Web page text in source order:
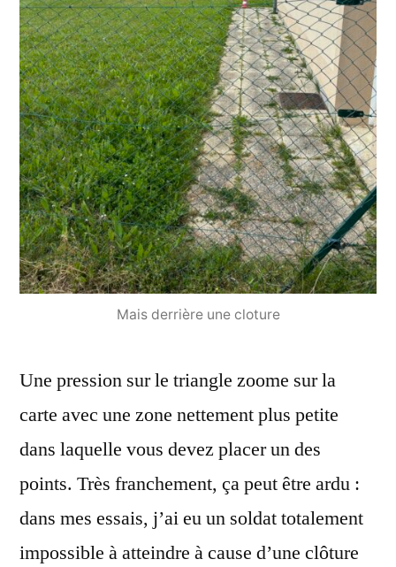
Mais derrière une cloture
Une pression sur le triangle zoome sur la
carte avec une zone nettement plus petite
dans laquelle vous devez placer un des
points. Très franchement, ça peut être ardu :
dans mes essais, j’ai eu un soldat totalement
impossible à atteindre à cause d’une clôture